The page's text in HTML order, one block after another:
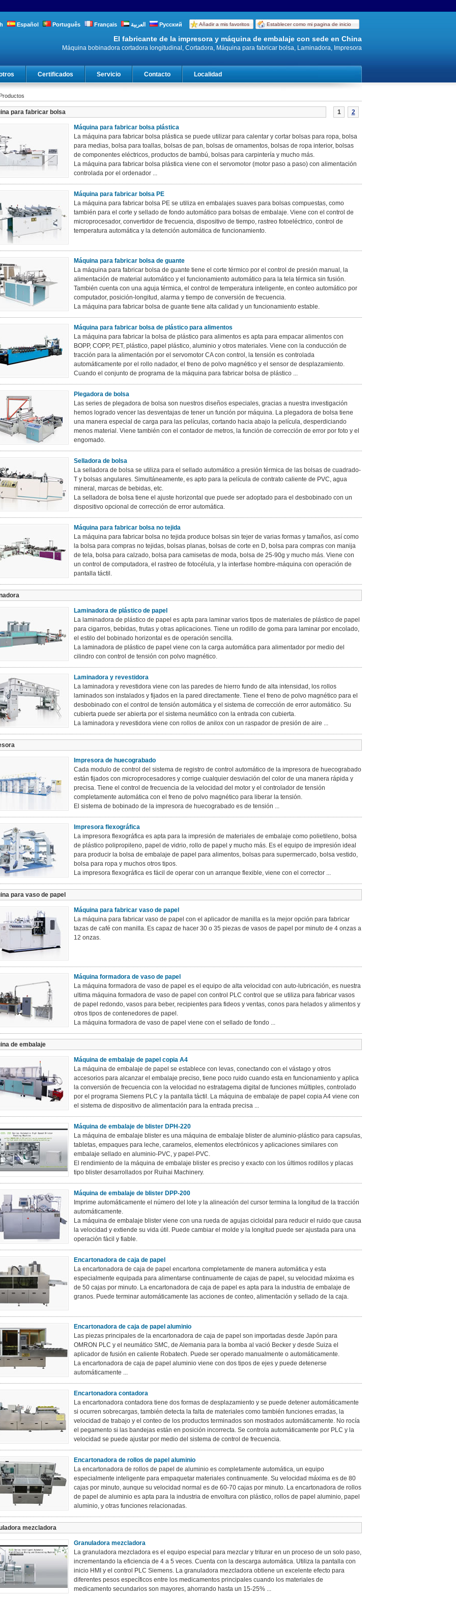
Establecer como mi pagina de inicio
Añadir a mis favoritos
Español Português Français العربية Русский
El fabricante de la impresora y máquina de embalaje con sede en China
Máquina bobinadora cortadora longitudinal, Cortadora, Máquina para fabricar bolsa, Laminadora, Impresora
Certificados Servicio Contacto Localidad
para fabricar bolsa 2
1
Máquina para fabricar bolsa plástica
La máquina para fabricar bolsa plástica se puede utilizar para calentar y cortar bolsas para ropa, bolsa
para medias, bolsa para toallas, bolsas de pan, bolsas de ornamentos, bolsas de ropa interior, bolsas
de componentes eléctricos, productos de bambú, bolsas para carpintería y mucho más.
La máquina para fabricar bolsa plástica viene con el servomotor (motor paso a paso) con alimentación
controlada por el ordenador ...
Máquina para fabricar bolsa PE
La máquina para fabricar bolsa PE se utiliza en embalajes suaves para bolsas compuestas, como
también para el corte y sellado de fondo automático para bolsas de embalaje. Viene con el control de
microprocesador, convertidor de frecuencia, dispositivo de tiempo, rastreo fotoeléctrico, control de
temperatura automática y la detención automática de funcionamiento.
Máquina para fabricar bolsa de guante
La máquina para fabricar bolsa de guante tiene el corte térmico por el control de presión manual, la
alimentación de material automático y el funcionamiento automático para la tela térmica sin fusión.
También cuenta con una aguja térmica, el control de temperatura inteligente, en conteo automático por
computador, posición-longitud, alarma y tiempo de conversión de frecuencia.
La máquina para fabricar bolsa de guante tiene alta calidad y un funcionamiento estable.
Máquina para fabricar bolsa de plástico para alimentos
La máquina para fabricar la bolsa de plástico para alimentos es apta para empacar alimentos con
BOPP, COPP, PET, plástico, papel plástico, aluminio y otros materiales. Viene con la conducción de
tracción para la alimentación por el servomotor CA con control, la tensión es controlada
automáticamente por el rollo nadador, el freno de polvo magnético y el sensor de desplazamiento.
Cuando el conjunto de programa de la máquina para fabricar bolsa de plástico ...
Plegadora de bolsa
Las series de plegadora de bolsa son nuestros diseños especiales, gracias a nuestra investigación
hemos logrado vencer las desventajas de tener un función por máquina. La plegadora de bolsa tiene
una manera especial de carga para las películas, cortando hacia abajo la película, desperdiciando
menos material. Viene también con el contador de metros, la función de corrección de error por foto y el
engomado.
Selladora de bolsa
La selladora de bolsa se utiliza para el sellado automático a presión térmica de las bolsas de cuadrado-
T y bolsas angulares. Simultáneamente, es apto para la película de contrato caliente de PVC, agua
mineral, marcas de bebidas, etc.
La selladora de bolsa tiene el ajuste horizontal que puede ser adoptado para el desbobinado con un
dispositivo opcional de corrección de error automática.
Máquina para fabricar bolsa no tejida
La máquina para fabricar bolsa no tejida produce bolsas sin tejer de varias formas y tamaños, así como
la bolsa para compras no tejidas, bolsas planas, bolsas de corte en D, bolsa para compras con manija
de tela, bolsa para calzado, bolsa para camisetas de moda, bolsa de 25-90g y mucho más. Viene con
un control de computadora, el rastreo de fotocélula, y la interfase hombre-máquina con operación de
pantalla táctil.
Laminadora de plástico de papel
La laminadora de plástico de papel es apta para laminar varios tipos de materiales de plástico de papel
para cigarros, bebidas, frutas y otras aplicaciones. Tiene un rodillo de goma para laminar por encolado,
el estilo del bobinado horizontal es de operación sencilla.
La laminadora de plástico de papel viene con la carga automática para alimentador por medio del
cilindro con control de tensión con polvo magnético.
Laminadora y revestidora
La laminadora y revestidora viene con las paredes de hierro fundo de alta intensidad, los rollos
laminados son instalados y fijados en la pared directamente. Tiene el freno de polvo magnético para el
desbobinado con el control de tensión automática y el sistema de corrección de error automático. Su
cubierta puede ser abierta por el sistema neumático con la entrada con cubierta.
La laminadora y revestidora viene con rollos de anilox con un raspador de presión de aire ...
Impresora de huecograbado
Cada modulo de control del sistema de registro de control automático de la impresora de huecograbado
están fijados con microprocesadores y corrige cualquier desviación del color de una manera rápida y
precisa. Tiene el control de frecuencia de la velocidad del motor y el controlador de tensión
completamente automática con el freno de polvo magnético para liberar la tensión.
El sistema de bobinado de la impresora de huecograbado es de tensión ...
Impresora flexográfica
La impresora flexográfica es apta para la impresión de materiales de embalaje como polietileno, bolsa
de plástico polipropileno, papel de vidrio, rollo de papel y mucho más. Es el equipo de impresión ideal
para producir la bolsa de embalaje de papel para alimentos, bolsas para supermercado, bolsa vestido,
bolsa para ropa y muchos otros tipos.
La impresora flexográfica es fácil de operar con un arranque flexible, viene con el corrector ...
para vaso de papel
Máquina para fabricar vaso de papel
La máquina para fabricar vaso de papel con el aplicador de manilla es la mejor opción para fabricar
tazas de café con manilla. Es capaz de hacer 30 o 35 piezas de vasos de papel por minuto de 4 onzas a
12 onzas.
Máquina formadora de vaso de papel
La máquina formadora de vaso de papel es el equipo de alta velocidad con auto-lubricación, es nuestra
ultima máquina formadora de vaso de papel con control PLC control que se utiliza para fabricar vasos
de papel redondo, vasos para beber, recipientes para fideos y ventas, conos para helados y alimentos y
otros tipos de contenedores de papel.
La máquina formadora de vaso de papel viene con el sellado de fondo ...
de embalaje
Máquina de embalaje de papel copia A4
La máquina de embalaje de papel se establece con levas, conectando con el vástago y otros
accesorios para alcanzar el embalaje preciso, tiene poco ruido cuando esta en funcionamiento y aplica
la conversión de frecuencia con la velocidad no estratagema digital de funciones múltiples, controlado
por el programa Siemens PLC y la pantalla táctil. La máquina de embalaje de papel copia A4 viene con
el sistema de dispositivo de alimentación para la entrada precisa ...
Máquina de embalaje de blister DPH-220
La máquina de embalaje blister es una máquina de embalaje blister de aluminio-plástico para capsulas,
tabletas, empaques para leche, caramelos, elementos electrónicos y aplicaciones similares con
embalaje sellado en aluminio-PVC, y papel-PVC.
El rendimiento de la máquina de embalaje blister es preciso y exacto con los últimos rodillos y placas
tipo blister desarrollados por Ruihai Machinery.
Máquina de embalaje de blister DPP-200
Imprime automáticamente el número del lote y la alineación del cursor termina la longitud de la tracción
automáticamente.
La máquina de embalaje blister viene con una rueda de agujas cicloidal para reducir el ruido que causa
la velocidad y extiende su vida útil. Puede cambiar el molde y la longitud puede ser ajustada para una
operación fácil y fiable.
Encartonadora de caja de papel
La encartonadora de caja de papel encartona completamente de manera automática y esta
especialmente equipada para alimentarse continuamente de cajas de papel, su velocidad máxima es
de 50 cajas por minuto. La encartonadora de caja de papel es apta para la industria de embalaje de
granos. Puede terminar automáticamente las acciones de conteo, alimentación y sellado de la caja.
Encartonadora de caja de papel aluminio
Las piezas principales de la encartonadora de caja de papel son importadas desde Japón para
OMRON PLC y el neumático SMC, de Alemania para la bomba al vació Becker y desde Suiza el
aplicador de fusión en caliente Robatech. Puede ser operado manualmente o automáticamente.
La encartonadora de caja de papel aluminio viene con dos tipos de ejes y puede detenerse
automáticamente ...
Encartonadora contadora
La encartonadora contadora tiene dos formas de desplazamiento y se puede detener automáticamente
si ocurren sobrecargas, también detecta la falta de materiales como también funciones erradas, la
velocidad de trabajo y el conteo de los productos terminados son mostrados automáticamente. No rocía
el pegamento si las bandejas están en posición incorrecta. Se controla automáticamente por PLC y la
velocidad se puede ajustar por medio del sistema de control de frecuencia.
Encartonadora de rollos de papel aluminio
La encartonadora de rollos de papel de aluminio es completamente automática, un equipo
especialmente inteligente para empaquetar materiales continuamente. Su velocidad máxima es de 80
cajas por minuto, aunque su velocidad normal es de 60-70 cajas por minuto. La encartonadora de rollos
de papel de aluminio es apta para la industria de envoltura con plástico, rollos de papel aluminio, papel
aluminio, y otras funciones relacionadas.
mezcladora
Granuladora mezcladora
La granuladora mezcladora es el equipo especial para mezclar y triturar en un proceso de un solo paso,
incrementando la eficiencia de 4 a 5 veces. Cuenta con la descarga automática. Utiliza la pantalla con
inicio HMI y el control PLC Siemens. La granuladora mezcladora obtiene un excelente efecto para
diferentes pesos específicos entre los medicamentos principales cuando los materiales de
medicamento secundarios son mayores, ahorrando hasta un 15-25% ...